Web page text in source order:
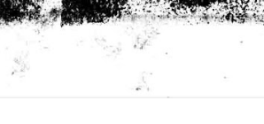
to main content